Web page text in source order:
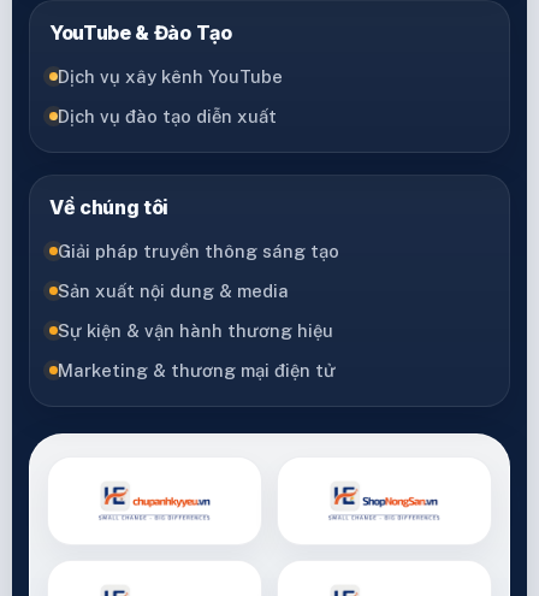
YouTube & Đào Tạo
Dịch vụ xây kênh YouTube
Dịch vụ đào tạo diễn xuất
Về chúng tôi
Giải pháp truyền thông sáng tạo
Sản xuất nội dung & media
Sự kiện & vận hành thương hiệu
Marketing & thương mại điện tử